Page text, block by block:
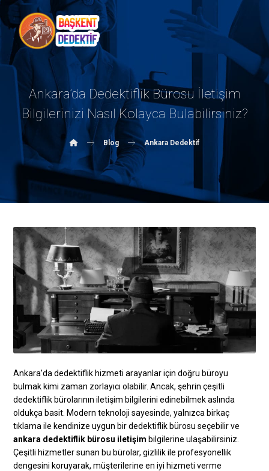
Ankara’da Dedektiflik Bürosu İletişim
Bilgilerinizi Nasıl Kolayca Bulabilirsiniz?
Blog Ankara Dedektif
Ankara’da dedektiflik hizmeti arayanlar için doğru büroyu
bulmak kimi zaman zorlayıcı olabilir. Ancak, şehrin çeşitli
dedektiflik bürolarının iletişim bilgilerini edinebilmek aslında
oldukça basit. Modern teknoloji sayesinde, yalnızca birkaç
tıklama ile kendinize uygun bir dedektiflik bürosu seçebilir ve
ankara dedektiflik bürosu iletişim bilgilerine ulaşabilirsiniz.
Çeşitli hizmetler sunan bu bürolar, gizlilik ile profesyonellik
dengesini koruyarak, müşterilerine en iyi hizmeti verme